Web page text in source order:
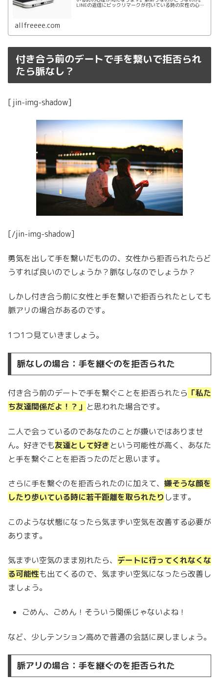
LINEの返信にビックリマークが付いている時の女性の心理
allfreeee.com
付き合う前のデートで手を繋いで拒否られ
たら脈なし？
[jin-img-shadow]
[/jin-img-shadow]
勇気を出して手を繋いだものの、女性から拒否られたらど
うすれば良いのでしょうか？脈なしなのでしょうか？
しかし付き合う前に女性と手を繋いで拒否られたとしても
脈アリの場合があるのです。
1つ1つ見ていきましょう。
脈なしの場合：手を継ぐのを拒否られた
付き合う前のデートで手を繋ぐことを拒否られたら 「私た
ち友達関係だよ！？」 と思われた場合です。
二人で会っているのであなたのことが嫌いではありませ
ん。好きでも友達として好きという可能性が高く、あなた
と手を繋ぐことを拒否ったのだと思います。
さらに手を繋ぐのを拒否られたのに加えて、 嫌そうな顔を
したり歩いている時に若干距離を取られたり します。
このような状態になったら気まずい空気を改善する必要が
あります。
気まずい空気のまま別れたら、 デートに行ってくれなくな
る可能性も出てくるので、気まずい空気になったら改善し
ましょう。
ごめん、ごめん！そういう関係じゃないよね！
など、少しテンション高めで普通の会話に戻しましょう。
脈アリの場合：手を継ぐのを拒否られた